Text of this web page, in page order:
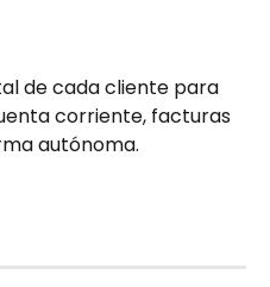
de cada cliente para
corriente, facturas
autónoma.